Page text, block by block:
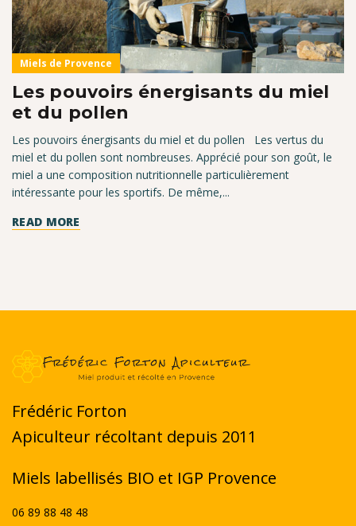
Miels de Provence
Les pouvoirs énergisants du miel
et du pollen
Les pouvoirs énergisants du miel et du pollen Les vertus du
miel et du pollen sont nombreuses. Apprécié pour son goût, le
miel a une composition nutritionnelle particulièrement
intéressante pour les sportifs. De même,...
READ MORE
Frédéric Forton
Apiculteur récoltant depuis 2011
Miels labellisés BIO et IGP Provence
06 89 88 48 48